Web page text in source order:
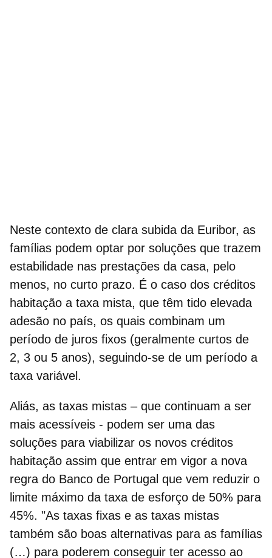
Neste contexto de clara subida da Euribor, as
famílias podem optar por soluções que trazem
estabilidade nas prestações da casa, pelo
menos, no curto prazo. É o caso dos créditos
habitação a taxa mista, que têm tido elevada
adesão no país, os quais combinam um
período de juros fixos (geralmente curtos de
2, 3 ou 5 anos), seguindo-se de um período a
taxa variável.
Aliás, as taxas mistas – que continuam a ser
mais acessíveis - podem ser uma das
soluções para viabilizar os novos créditos
habitação assim que entrar em vigor a nova
regra do Banco de Portugal que vem reduzir o
limite máximo da taxa de esforço de 50% para
45%. "As taxas fixas e as taxas mistas
também são boas alternativas para as famílias
(…) para poderem conseguir ter acesso ao